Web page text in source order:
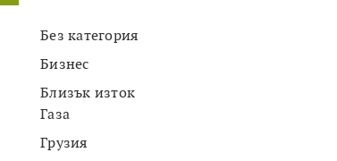
Без категория
Бизнес
Близък изток
Газа
Грузия